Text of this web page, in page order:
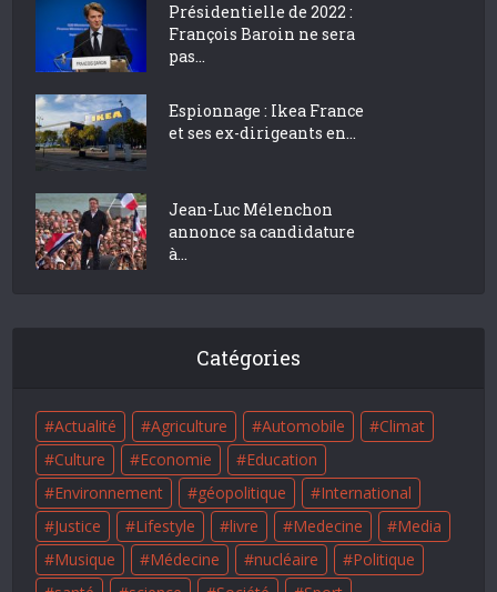
Présidentielle de 2022 :
François Baroin ne sera
pas...
Espionnage : Ikea France
et ses ex-dirigeants en...
Jean-Luc Mélenchon
annonce sa candidature
à...
Catégories
Actualité Agriculture Automobile
Climat
Culture
Economie
Education
Environnement
géopolitique
International
Justice
Lifestyle livre Medecine
Media
Musique
Médecine nucléaire
Politique